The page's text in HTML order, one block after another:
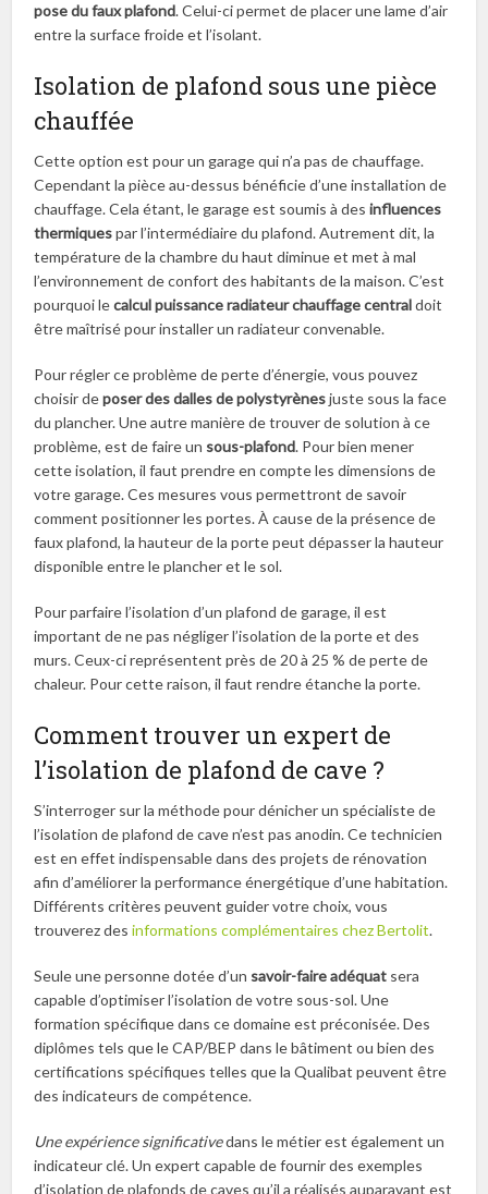
pose du faux plafond. Celui-ci permet de placer une lame d’air
entre la surface froide et l’isolant.
Isolation de plafond sous une pièce
chauffée
Cette option est pour un garage qui n’a pas de chauffage.
Cependant la pièce au-dessus bénéficie d’une installation de
chauffage. Cela étant, le garage est soumis à desinfluences
thermiquespar l’intermédiaire du plafond. Autrement dit, la
température de la chambre du haut diminue et met à mal
l’environnement de confort des habitants de la maison. C’est
pourquoi lecalcul puissance radiateur chauffage centraldoit
être maîtrisé pour installer un radiateur convenable.
Pour régler ce problème de perte d’énergie, vous pouvez
choisir deposer des dalles de polystyrènesjuste sous la face
du plancher. Une autre manière de trouver de solution à ce
problème, est de faire un sous-plafond. Pour bien mener
cette isolation, il faut prendre en compte les dimensions de
votre garage. Ces mesures vous permettront de savoir
comment positionner les portes. À cause de la présence de
faux plafond, la hauteur de la porte peut dépasser la hauteur
disponible entre le plancher et le sol.
Pour parfaire l’isolation d’un plafond de garage, il est
important de ne pas négliger l’isolation de la porte et des
murs. Ceux-ci représentent près de 20 à 25 % de perte de
chaleur. Pour cette raison, il faut rendre étanche la porte.
Comment trouver un expert de
l’isolation de plafond de cave ?
S’interroger sur la méthode pour dénicher un spécialiste de
l’isolation de plafond de cave n’est pas anodin. Ce technicien
est en effet indispensable dans des projets de rénovation
afin d’améliorer la performance énergétique d’une habitation.
Différents critères peuvent guider votre choix, vous
trouverez desinformations complémentaires chez Bertolit.
Seule une personne dotée d’un savoir-faire adéquat sera
capable d’optimiser l’isolation de votre sous-sol. Une
formation spécifique dans ce domaine est préconisée. Des
diplômes tels que le CAP/BEP dans le bâtiment ou bien des
certifications spécifiques telles que la Qualibat peuvent être
des indicateurs de compétence.
Une expérience significativedans le métier est également un
indicateur clé. Un expert capable de fournir des exemples
d’isolation de plafonds de caves qu’il a réalisés auparavant est